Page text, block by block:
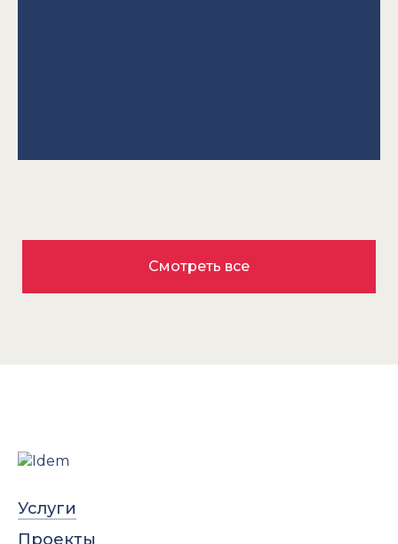
Смотреть все
Услуги
Проекты